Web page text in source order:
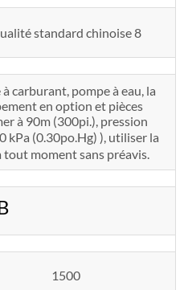
standard chinoise 8
carburant, pompe à eau, la
en option et pièces
à 90m (300pi.), pression
kPa (0.30po.Hg) ), utiliser la
tout moment sans préavis.
1500